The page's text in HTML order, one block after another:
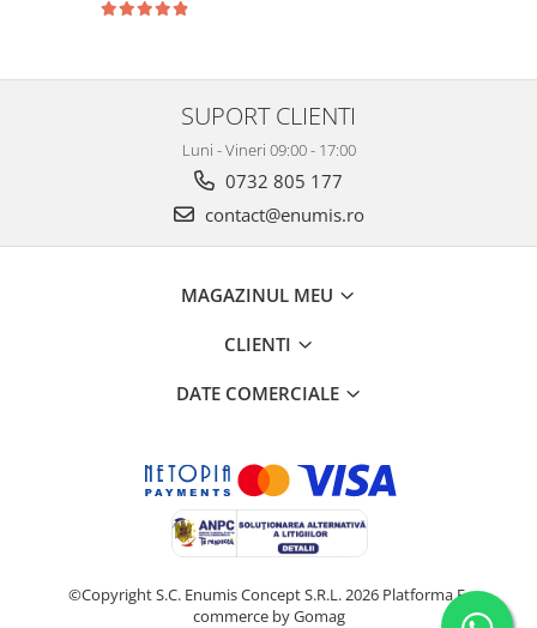
SUPORT CLIENTI
Luni - Vineri 09:00 - 17:00
0732 805 177
contact@enumis.ro
MAGAZINUL MEU
CLIENTI
DATE COMERCIALE
©Copyright S.C. Enumis Concept S.R.L. 2026 Platforma E-
commerce by Gomag